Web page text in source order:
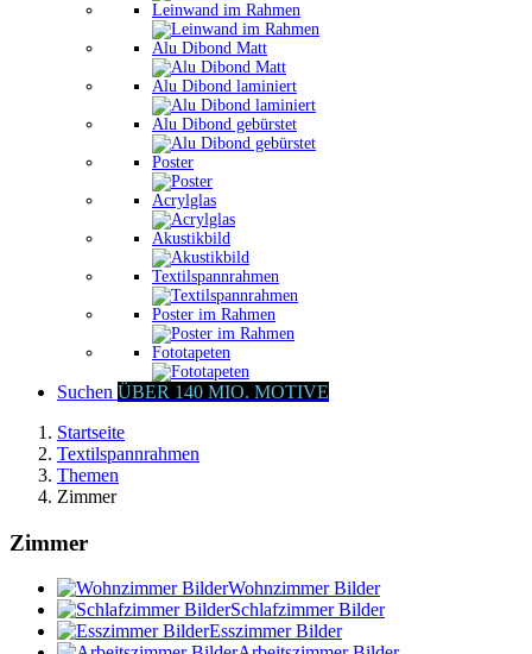
Leinwand im Rahmen
Alu Dibond Matt
Alu Dibond laminiert
Alu Dibond gebürstet
Poster
Acrylglas
Akustikbild
Textilspannrahmen
Poster im Rahmen
Fototapeten
Suchen ÜBER 140 MIO. MOTIVE
Startseite
Textilspannrahmen
Themen
Zimmer
Zimmer
Wohnzimmer Bilder
Schlafzimmer Bilder
Esszimmer Bilder